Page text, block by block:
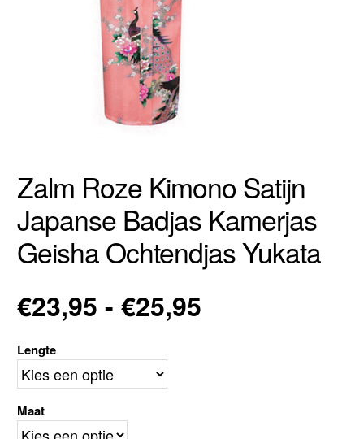
Zalm Roze Kimono Satijn
Japanse Badjas Kamerjas
Geisha Ochtendjas Yukata
€23,95 - €25,95Prijsklasse:
Lengte
Maat